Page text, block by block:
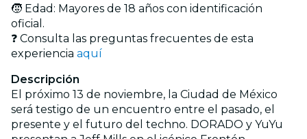
🧒 Edad: Mayores de 18 años con identificación
oficial.
❓ Consulta las preguntas frecuentes de esta
experiencia aquí
Descripción
El próximo 13 de noviembre, la Ciudad de México
será testigo de un encuentro entre el pasado, el
presente y el futuro del techno. DORADO y YuYu